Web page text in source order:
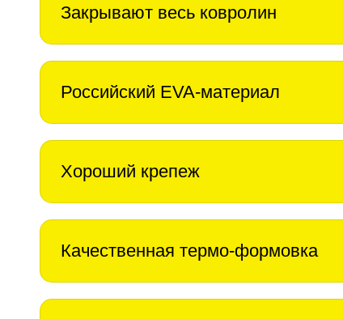
Закрывают весь ковролин
Российский EVA-материал
Хороший крепеж
Качественная термо-формовка